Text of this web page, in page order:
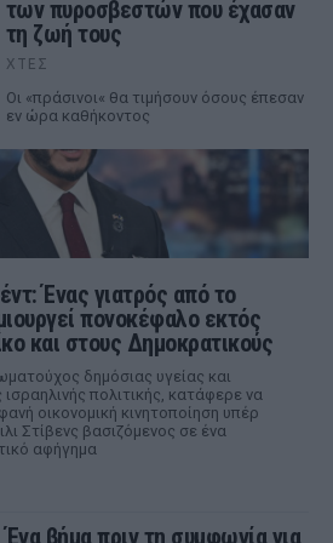
των πυροσβεστών που έχασαν
τη ζωή τους
ΧΤΕΣ
Οι «πράσινοι« θα τιμήσουν όσους έπεσαν
εν ώρα καθήκοντος
Ένας γιατρός από το
πονοκέφαλο εκτός
και στους Δημοκρατικούς
δημόσιας υγείας και
ισραηλινής πολιτικής, κατάφερε να
οικονομική κινητοποίηση υπέρ
Στίβενς βασιζόμενος σε ένα
αφήγημα
Ένα βήμα πριν τη συμφωνία για